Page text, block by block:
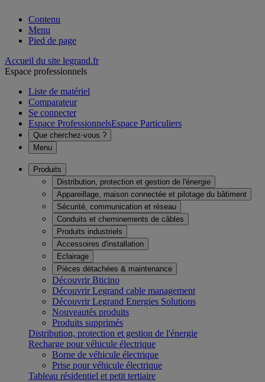
Contenu
Menu
Pied de page
Accueil du site legrand.fr
Espace professionnels
Liste de matériel
Comparateur
Se connecter
Espace ProfessionnelsEspace Particuliers
Que cherchez-vous ?
Menu
Produits
Distribution, protection et gestion de l'énergie
Appareillage, maison connectée et pilotage du bâtiment
Sécurité, communication et réseau
Conduits et cheminements de câbles
Produits industriels
Accessoires d'installation
Eclairage
Pièces détachées & maintenance
Découvrir Bticino
Découvrir Legrand cable management
Découvrir Legrand Energies Solutions
Nouveautés produits
Produits supprimés
Distribution, protection et gestion de l'énergie
Recharge pour véhicule électrique
Borne de véhicule électrique
Prise pour véhicule électrique
Tableau résidentiel et petit tertiaire